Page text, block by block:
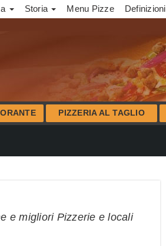
Storia Menu Pizze Definizioni
PIZZERIA AL TAGLIO
e migliori Pizzerie e locali